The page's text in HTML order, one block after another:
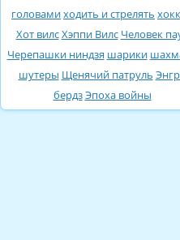
головамиходить и стрелять
Хот вилсХэппи Вилс Человек
Черепашки ниндзя шарики
шутеры Щенячий патруль
бердзЭпоха войны